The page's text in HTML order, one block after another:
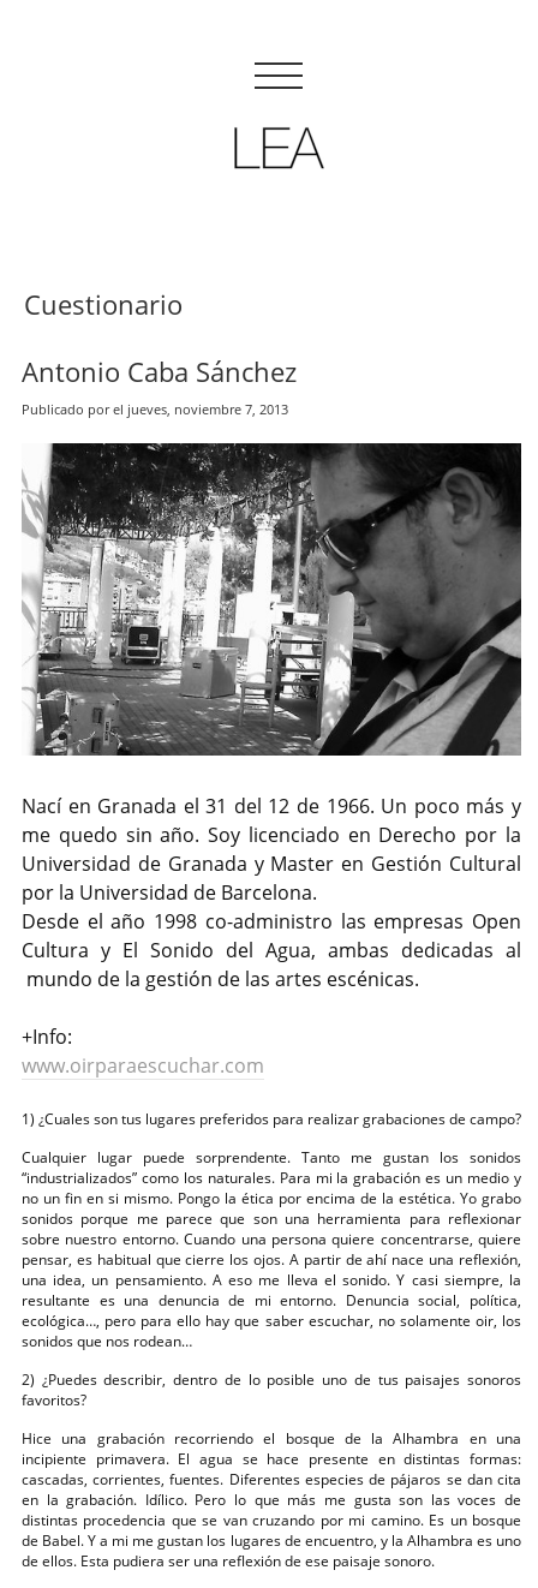
Cuestionario
Antonio Caba Sánchez
Publicado por el jueves, noviembre 7, 2013
Nací en Granada el 31 del 12 de 1966. Un poco más y
me quedo sin año. Soy licenciado en Derecho por la
Universidad de Granada y Master en Gestión Cultural
por la Universidad de Barcelona.
Desde el año 1998 co-administro las empresas Open
Cultura y El Sonido del Agua, ambas dedicadas al
mundo de la gestión de las artes escénicas.
+Info:
www.oirparaescuchar.com
1) ¿Cuales son tus lugares preferidos para realizar grabaciones de campo?
Cualquier lugar puede sorprendente. Tanto me gustan los sonidos
“industrializados” como los naturales. Para mi la grabación es un medio y
no un fin en si mismo. Pongo la ética por encima de la estética. Yo grabo
sonidos porque me parece que son una herramienta para reflexionar
sobre nuestro entorno. Cuando una persona quiere concentrarse, quiere
pensar, es habitual que cierre los ojos. A partir de ahí nace una reflexión,
una idea, un pensamiento. A eso me lleva el sonido. Y casi siempre, la
resultante es una denuncia de mi entorno. Denuncia social, política,
ecológica…, pero para ello hay que saber escuchar, no solamente oir, los
sonidos que nos rodean…
2) ¿Puedes describir, dentro de lo posible uno de tus paisajes sonoros
favoritos?
Hice una grabación recorriendo el bosque de la Alhambra en una
incipiente primavera. El agua se hace presente en distintas formas:
cascadas, corrientes, fuentes. Diferentes especies de pájaros se dan cita
en la grabación. Idílico. Pero lo que más me gusta son las voces de
distintas procedencia que se van cruzando por mi camino. Es un bosque
de Babel. Y a mi me gustan los lugares de encuentro, y la Alhambra es uno
de ellos. Esta pudiera ser una reflexión de ese paisaje sonoro.